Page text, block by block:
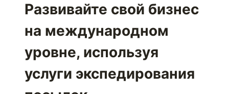
Развивайте свой бизнес
на международном
уровне, используя
услуги экспедирования